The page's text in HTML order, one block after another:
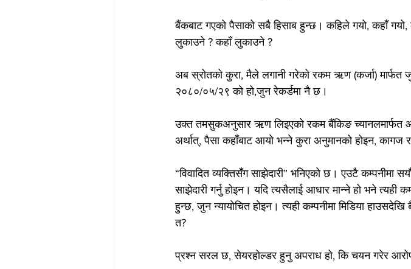
बैंकबाट गएको पैसाको सबै हिसाब हुन्छ। कहिले गयो, कहाँ
लुकाउने ? कहाँ लुकाउने ?
अब स्रोतको कुरा, मैले लगानी गरेको रकम ऋण (कर्जा) मार्फत
२०८०/०५/२९ को हो,जुन रेकर्डमा नै छ।
उक्त तमसुकअनुसार ऋण लिइएको रकम बैंकिङ च्यानलमार्फत
अर्थात्, पैसा कहाँबाट आयो भन्ने कुरा अनुमानको होइन, कागज
“विवादित व्यक्तिसँग साझेदारी” भनिएको छ। एउटै
साझेदारी गर्नु होइन। यदि त्यसैलाई आधार मान्ने हो भने त्यही
हुन्छ, जुन न्यायोचित होइन। त्यही कम्पनीमा मिडिया
त?
प्रश्न सरल छ, सेयरहोल्डर हुनु अपराध हो, कि चयन गरेर